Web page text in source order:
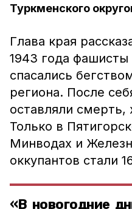
Туркменского
Глава края
1943 года фашисты
спасались
региона. После
оставляли смерть,
Только в
Минводах и
оккупантов стали
«В новогодние